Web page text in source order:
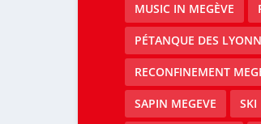
MUSIC IN MEGÈVE
PÉTANQUE DES
RECONFINEMENT
SAPIN MEGEVE SKI